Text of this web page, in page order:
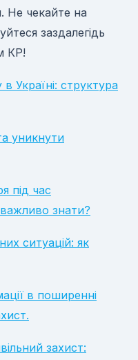
Не чекайте на
заздалегідь
КР!
Україні: структура
уникнути
під час
знати?
ситуацій: як
в поширенні
захист: